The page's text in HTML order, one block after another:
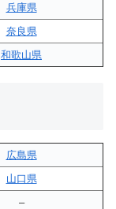
兵庫県
奈良県
和歌山県
広島県
山口県
–